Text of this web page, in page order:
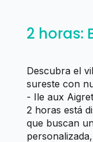
2 horas:
Descubra el
sureste con
- Ile aux
2 horas está
que buscan